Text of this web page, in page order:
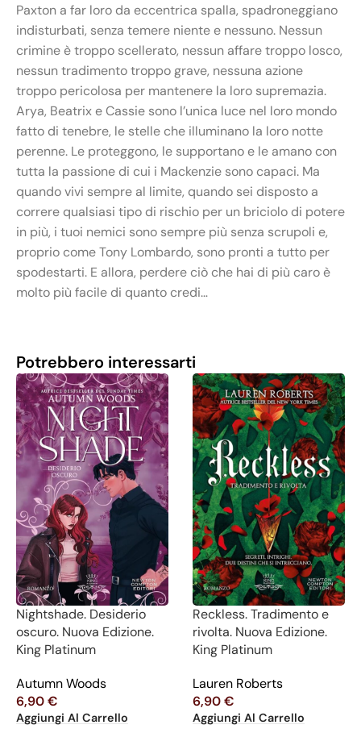
Paxton a far loro da eccentrica spalla, spadroneggiano
indisturbati, senza temere niente e nessuno. Nessun
crimine è troppo scellerato, nessun affare troppo losco,
nessun tradimento troppo grave, nessuna azione
troppo pericolosa per mantenere la loro supremazia.
Arya, Beatrix e Cassie sono l’unica luce nel loro mondo
fatto di tenebre, le stelle che illuminano la loro notte
perenne. Le proteggono, le supportano e le amano con
tutta la passione di cui i Mackenzie sono capaci. Ma
quando vivi sempre al limite, quando sei disposto a
correre qualsiasi tipo di rischio per un briciolo di potere
in più, i tuoi nemici sono sempre più senza scrupoli e,
proprio come Tony Lombardo, sono pronti a tutto per
spodestarti. E allora, perdere ciò che hai di più caro è
molto più facile di quanto credi…
Potrebbero interessarti
Nightshade. Desiderio
oscuro. Nuova Edizione.
King Platinum
Autumn Woods
6,90€
Aggiungi Al Carrello
Reckless. Tradimento e
rivolta. Nuova Edizione.
King Platinum
Lauren Roberts
6,90€
Aggiungi Al Carrello